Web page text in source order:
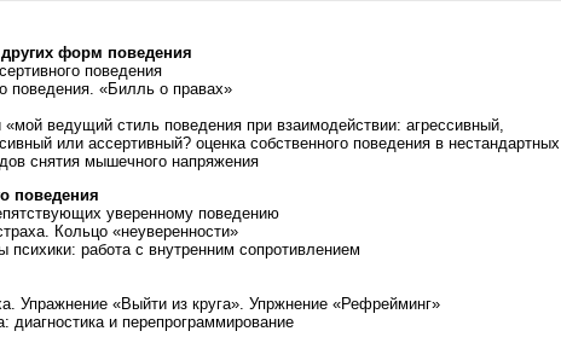
форм поведения
поведения
поведения. «Билль о правах»
«мой ведущий стиль поведения при взаимодействии: агрессивный,
или ассертивный? оценка собственного поведения в нестандартных
снятия мышечного напряжения
поведения
уверенному поведению
Кольцо «неуверенности»
работа с внутренним сопротивлением
Упражнение «Выйти из круга». Упржнение «Рефрейминг»
диагностика и перепрограммирование